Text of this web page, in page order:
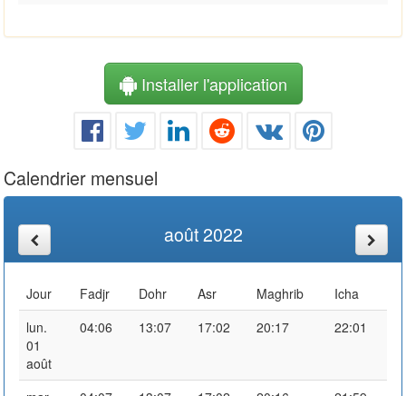
Installer l'application
Calendrier mensuel
août 2022
Jour Fadjr Dohr Asr Maghrib
Icha
lun.
01
août
04:06 13:07 17:02 20:17 22:01